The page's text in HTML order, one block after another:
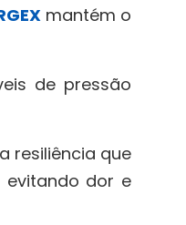
mantém o
de pressão
resiliência que
evitando dor e